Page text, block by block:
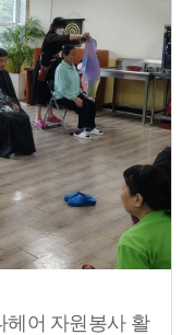
헤어 자원봉사 활